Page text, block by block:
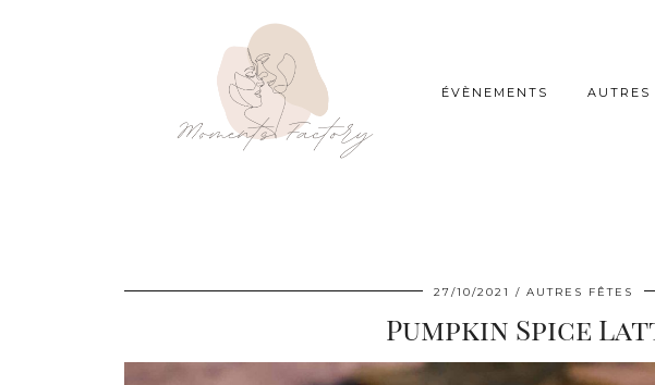
ÉVÈNEMENTS AUTRES
27/10/2021 AUTRES FÊTES
Pumpkin Spice